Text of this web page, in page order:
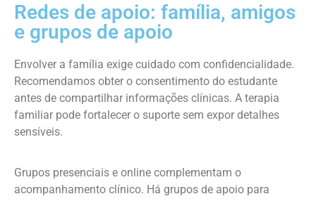
Redes de apoio: família, amigos
e grupos de apoio
Envolver a família exige cuidado com confidencialidade.
Recomendamos obter o consentimento do estudante
antes de compartilhar informações clínicas. A terapia
familiar pode fortalecer o suporte sem expor detalhes
sensíveis.
Grupos presenciais e online complementam o
acompanhamento clínico. Há grupos de apoio para